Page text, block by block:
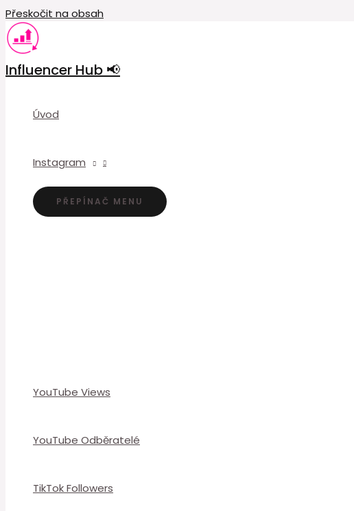
Přeskočit na obsah
Influencer Hub 📢
Úvod
Instagram
PŘEPÍNAČ MENU
YouTube Views
YouTube Odběratelé
TikTok Followers